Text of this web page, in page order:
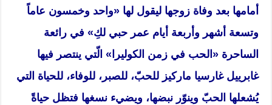
أمامها بعد وفاة زوجها ليقول لها «واحد وخمسون عاماً
وتسعة أشهر وأربعة أيام عمر حبي لكِ» في رائعة
الساحرة «الحب في زمن الكوليرا» الّتي ينتصر فيها
غابرييل غارسيا ماركيز للحبّ، للصبر، للوفاء، للحياة التي
يُشعلها الحبّ وينوّر نبضها، ويضيء نسغها فتظل حياةً